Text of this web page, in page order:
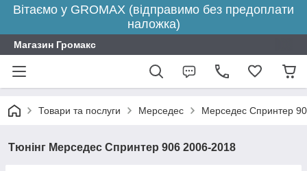
Вітаємо у GROMAX (відправимо без предоплати
наложка)
Магазин Громакс
Товари та послуги Мерседес Мерседес Спринтер
Тюнінг Мерседес Спринтер 906 2006-2018